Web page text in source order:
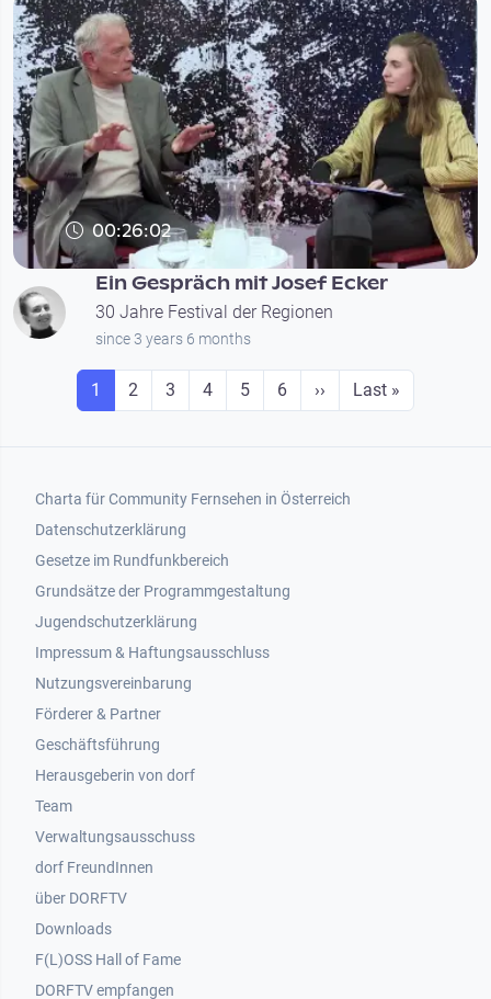
00:26:02
Ein Gespräch mit Josef Ecker
30 Jahre Festival der Regionen
since 3 years 6 months
Seitennummerierung
Seite
1 Seite
2 Seite
3 Seite
4 Seite
5 Seite
6 Next page
›› Last page
Last »
Footer 1
Charta für Community Fernsehen in Österreich
Datenschutzerklärung
Gesetze im Rundfunkbereich
Grundsätze der Programmgestaltung
Jugendschutzerklärung
Impressum & Haftungsausschluss
Nutzungsvereinbarung
Footer 2
Förderer & Partner
Geschäftsführung
Herausgeberin von dorf
Team
Verwaltungsausschuss
dorf FreundInnen
Footer 3
über DORFTV
Downloads
F(L)OSS Hall of Fame
Footer 4
DORFTV empfangen